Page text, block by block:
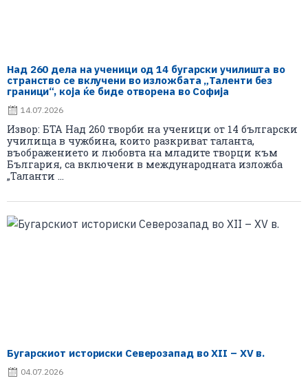
Над 260 дела на ученици од 14 бугарски училишта во
странство се вклучени во изложбата „Таленти без
граници“, која ќе биде отворена во Софија
14.07.2026
Извор: БТА Над 260 творби на ученици от 14 български
училища в чужбина, които разкриват таланта,
въображението и любовта на младите творци към
България, са включени в международната изложба
„Таланти ...
Бугарскиот историски Северозапад во XII – XV в.
04.07.2026